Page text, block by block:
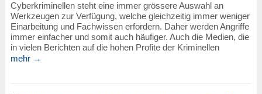
Cyberkriminellen steht eine immer grössere Auswahl an
Werkzeugen zur Verfügung, welche gleichzeitig immer weniger
Einarbeitung und Fachwissen erfordern. Daher werden Angriffe
immer einfacher und somit auch häufiger. Auch die Medien, die
in vielen Berichten auf die hohen Profite der Kriminellen
mehr →